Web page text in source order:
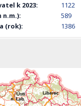
k 2023:
1122
n.m.):
589
(rok):
1386